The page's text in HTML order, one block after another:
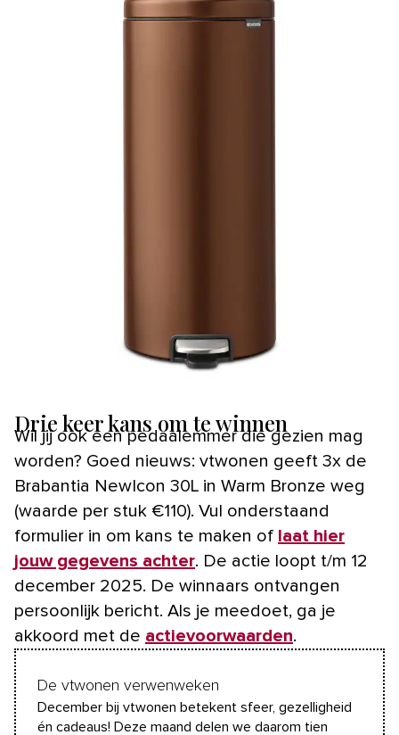
Drie keer kans om te winnen
Wil jij ook een pedaalemmer die gezien mag
worden? Goed nieuws: vtwonen geeft 3x de
Brabantia NewIcon 30L in Warm Bronze weg
(waarde per stuk €110). Vul onderstaand
formulier in om kans te maken of laat hier
jouw gegevens achter. De actie loopt t/m 12
december 2025. De winnaars ontvangen
persoonlijk bericht. Als je meedoet, ga je
akkoord met de actievoorwaarden.
De vtwonen verwenweken
December bij vtwonen betekent sfeer, gezelligheid
én cadeaus! Deze maand delen we daarom tien